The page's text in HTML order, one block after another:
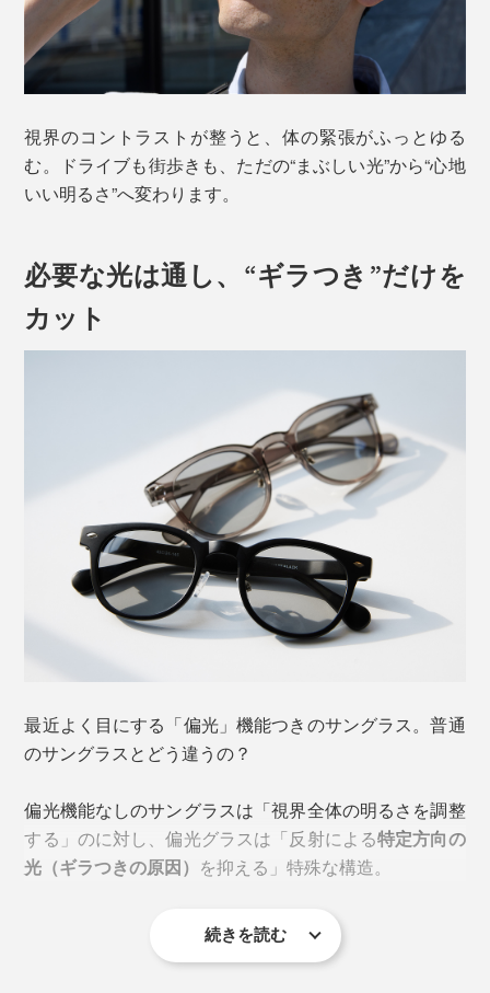
視界のコントラストが整うと、体の緊張がふっとゆる
む。ドライブも街歩きも、ただの“まぶしい光”から“心地
いい明るさ”へ変わります。
必要な光は通し、“ギラつき”だけを
カット
最近よく目にする「偏光」機能つきのサングラス。普通
のサングラスとどう違うの？
偏光機能なしのサングラスは「視界全体の明るさを調整
する」のに対し、偏光グラスは「反射による特定方向の
光（ギラつきの原因） を抑える」特殊な構造。
具体的には、下の図のようにレンズとレンズの間に、
続きを読む